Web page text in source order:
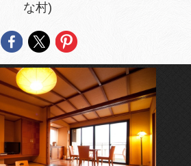
な村)